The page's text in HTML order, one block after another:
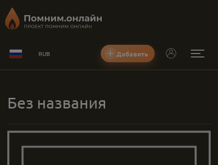
RUB Добавить
Без названия